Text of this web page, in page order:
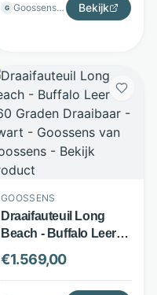
G Goossenswonen Bekijk
GOOSSENS
Draaifauteuil Long
Beach - Buffalo Leer -
360 Graden Draaibaar -
Zwart - Goossens
€1.569,00